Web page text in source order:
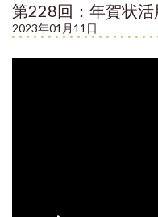
第228回：年賀状活
2023年01月11日